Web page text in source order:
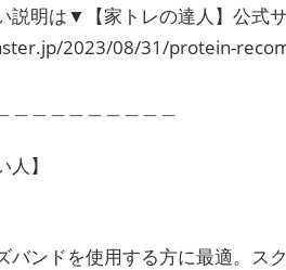
説明は▼【家トレの達人】公式
2023/08/31/protein-
人】
バンドを使用する方に最適。ス